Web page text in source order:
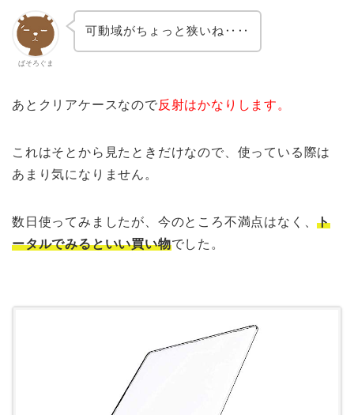
ぱそろぐま
可動域がちょっと狭いね‥‥
あとクリアケースなので反射はかなりします。
これはそとから見たときだけなので、使っている際は
あまり気になりません。
数日使ってみましたが、今のところ不満点はなく、ト
ータルでみるといい買い物でした。